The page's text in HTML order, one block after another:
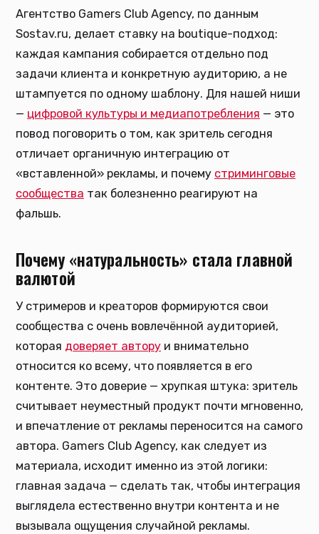
Агентство Gamers Club Agency, по данным
Sostav.ru, делает ставку на boutique-подход:
каждая кампания собирается отдельно под
задачи клиента и конкретную аудиторию, а не
штампуется по одному шаблону. Для нашей ниши
— цифровой культуры и медиапотребления — это
повод поговорить о том, как зритель сегодня
отличает органичную интеграцию от
«вставленной» рекламы, и почему стриминговые
сообщества так болезненно реагируют на
фальшь.
Почему «натуральность» стала главной
валютой
У стримеров и креаторов формируются свои
сообщества с очень вовлечённой аудиторией,
которая доверяет автору и внимательно
относится ко всему, что появляется в его
контенте. Это доверие — хрупкая штука: зритель
считывает неуместный продукт почти мгновенно,
и впечатление от рекламы переносится на самого
автора. Gamers Club Agency, как следует из
материала, исходит именно из этой логики:
главная задача — сделать так, чтобы интеграция
выглядела естественно внутри контента и не
вызывала ощущения случайной рекламы.